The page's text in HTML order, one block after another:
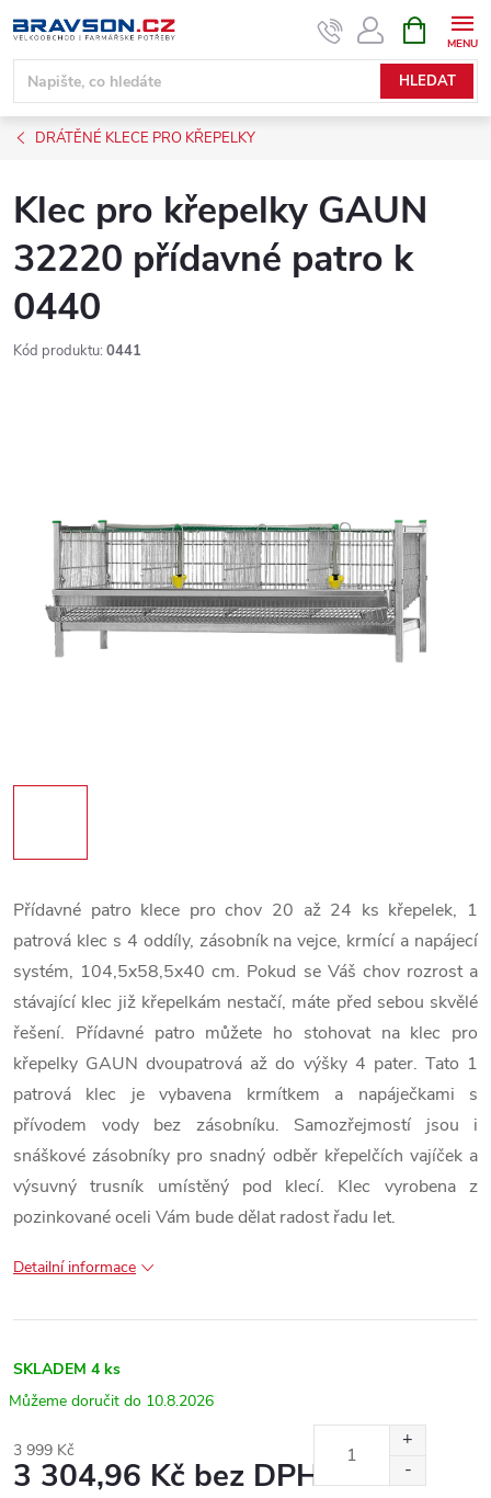
na
obsah
HLEDAT
NÁKUPNÍ
KOŠÍK
DRÁTĚNÉ KLECE PRO KŘEPELKY
Klec pro křepelky GAUN
32220 přídavné patro k
0440
Kód produktu: 0441
Přídavné patro klece pro chov 20 až 24 ks křepelek, 1
patrová klec s 4 oddíly, zásobník na vejce, krmící a napájecí
systém, 104,5x58,5x40 cm. Pokud se Váš chov rozrost a
stávající klec již křepelkám nestačí, máte před sebou skvělé
řešení. Přídavné patro můžete ho stohovat na klec pro
křepelky GAUN dvoupatrová až do výšky 4 pater. Tato 1
patrová klec je vybavena krmítkem a napáječkami s
přívodem vody bez zásobníku. Samozřejmostí jsou i
snáškové zásobníky pro snadný odběr křepelčích vajíček a
výsuvný trusník umístěný pod klecí. Klec vyrobena z
pozinkované oceli Vám bude dělat radost řadu let.
Detailní informace
SKLADEM 4 ks
10.8.2026
3 999 Kč
3 304,96 Kč bez DPH